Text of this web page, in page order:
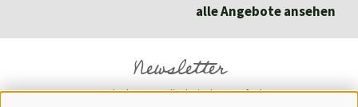
alle Angebote ansehen
Newsletter
... Urlaubsnews direkt in Ihr Postfach